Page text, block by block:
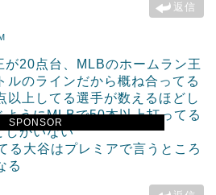
SPONSOR
返信
が20点台、MLBのホームラン王
ルのラインだから概ね合ってる
以上してる選手が数えるほどし
ようにMLBで50本以上打ってる
しかいない
る大谷はプレミアで言うところ
る